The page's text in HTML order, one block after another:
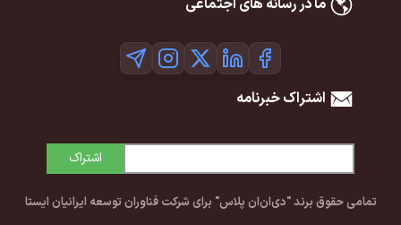
اشتراک خبرنامه
اشتراک
تمامی حقوق برند "دی‌ان‌ان پلاس" برای شرکت فناوران توسعه ایرانیان ایستا